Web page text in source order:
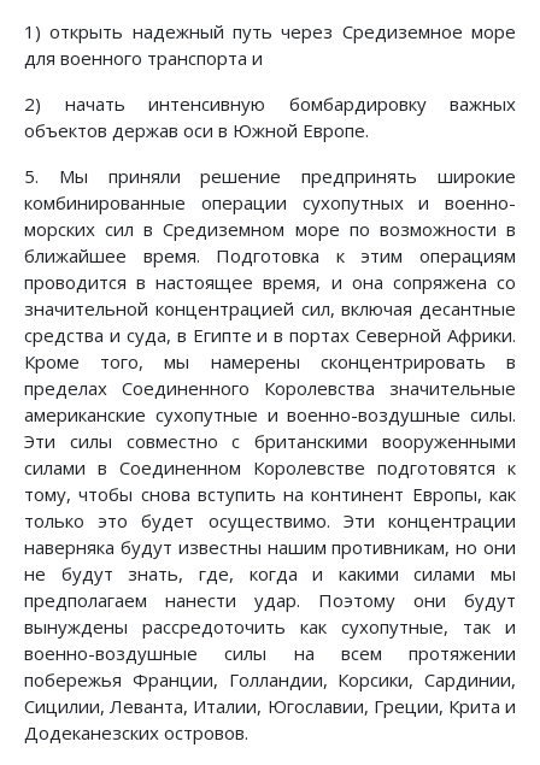
1) открыть надежный путь через Средиземное море
для военного транспорта и
2) начать интенсивную бомбардировку важных
объектов держав оси в Южной Европе.
5. Мы приняли решение предпринять широкие
комбинированные операции сухопутных и военно-
морских сил в Средиземном море по возможности в
ближайшее время. Подготовка к этим операциям
проводится в настоящее время, и она сопряжена со
значительной концентрацией сил, включая десантные
средства и суда, в Египте и в портах Северной Африки.
Кроме того, мы намерены сконцентрировать в
пределах Соединенного Королевства значительные
американские сухопутные и военно-воздушные силы.
Эти силы совместно с британскими вооруженными
силами в Соединенном Королевстве подготовятся к
тому, чтобы снова вступить на континент Европы, как
только это будет осуществимо. Эти концентрации
наверняка будут известны нашим противникам, но они
не будут знать, где, когда и какими силами мы
предполагаем нанести удар. Поэтому они будут
вынуждены рассредоточить как сухопутные, так и
военно-воздушные силы на всем протяжении
побережья Франции, Голландии, Корсики, Сардинии,
Сицилии, Леванта, Италии, Югославии, Греции, Крита и
Додеканезских островов.